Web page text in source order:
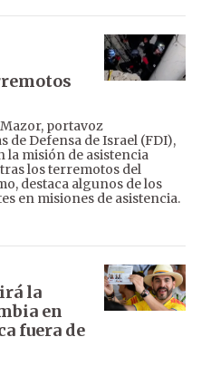
portavoz
de Defensa de Israel (FDI),
la misión de asistencia
los terremotos del
destaca algunos de los
en misiones de asistencia.
la
en
fuera de